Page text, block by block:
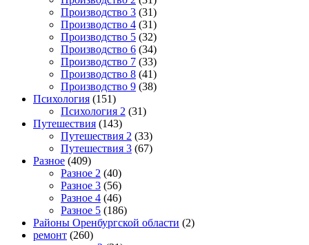
Производство 3 (31)
Производство 4 (31)
Производство 5 (32)
Производство 6 (34)
Производство 7 (33)
Производство 8 (41)
Производство 9 (38)
Психология (151)
Психология 2 (31)
Путешествия (143)
Путешествия 2 (33)
Путешествия 3 (67)
Разное (409)
Разное 2 (40)
Разное 3 (56)
Разное 4 (46)
Разное 5 (186)
Районы Оренбургской области (2)
ремонт (260)